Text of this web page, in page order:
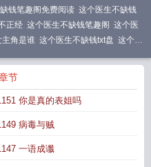
钱笔趣阁免费阅读 这个医生不缺钱
正经 这个医生不缺钱笔趣阁 这个医
主角是谁 这个医生不缺钱txt盘 这个医
不缺钱怎么回复
这个医生不缺钱杜衡最后和谁在一起
这个医生不缺钱txt
收了免费阅读
节
你是真的表姐吗
病毒与贼
一语成谶